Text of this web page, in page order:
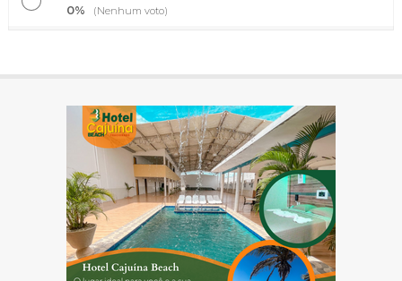
0% (Nenhum voto)